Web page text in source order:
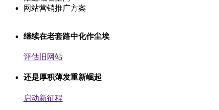
网站营销推广方案
继续在老套路中化作尘埃
评估旧网站
还是厚积薄发重新崛起
启动新征程